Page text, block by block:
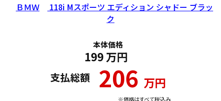
ＢＭＷ
118i Mスポーツ エディション シャドー ブラッ
ク
本体価格
199万円
支払総額 206 万円
※価格はすべて税込み